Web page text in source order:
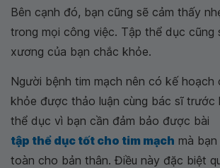
Bên cạnh đó, bạn cũng sẽ cảm thấy
trong mọi công việc. Tập thể dục cũng
xương của bạn chắc khỏe.
Người bệnh tim mạch nên có kế hoạch
khỏe được thảo luận cùng bác sĩ trước
thể dục vì bạn cần đảm bảo được bài
tập thể dục tốt cho tim mạch mà bạn
toàn cho bản thân. Điều này đặc biệt